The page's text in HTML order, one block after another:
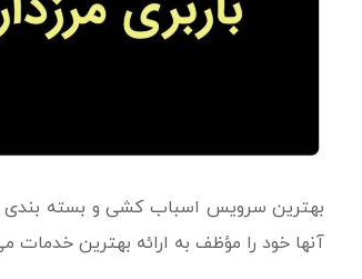
بهترین سرویس اسباب کشی و بسته بندی
آنها خود را مؤظف به ارائه بهترین خدمات